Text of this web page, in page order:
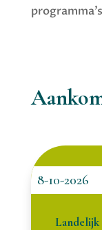
8-10-2026
Landelijk